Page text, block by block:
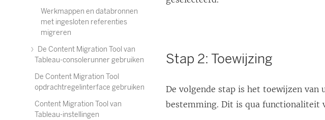
Werkmappen en databronnen
met ingesloten referenties
migreren
De Content Migration Tool van
Tableau-consolerunner gebruiken
De Content Migration Tool
opdrachtregelinterface gebruiken
Content Migration Tool van
Tableau-instellingen
Stap 2: Toewijzing
De volgende stap is het toewijzen van
bestemming. Dit is qua functionaliteit